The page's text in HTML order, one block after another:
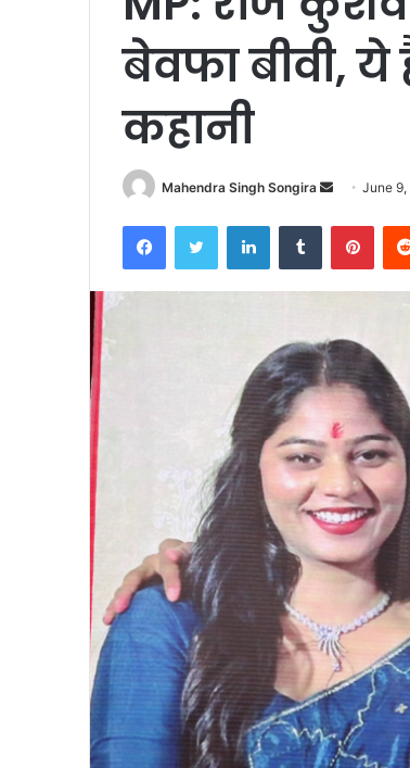
बेवफा बीवी,
कहानी
Mahendra Singh Songira
Send
email
June
FacebookTwitter LinkedInTumblr